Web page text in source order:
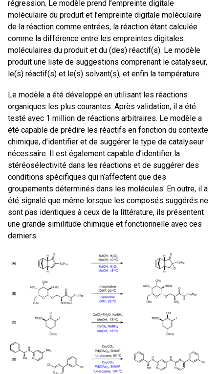
régression. Le modèle prend l’empreinte digitale
moléculaire du produit et l’empreinte digitale moléculaire
de la réaction comme entrées, la réaction étant calculée
comme la différence entre les empreintes digitales
moléculaires du produit et du (des) réactif(s). Le modèle
produit une liste de suggestions comprenant le catalyseur,
le(s) réactif(s) et le(s) solvant(s), et enfin la température.
Le modèle a été développé en utilisant les réactions
organiques les plus courantes. Après validation, il a été
testé avec 1 million de réactions arbitraires. Le modèle a
été capable de prédire les réactifs en fonction du contexte
chimique, d’identifier et de suggérer le type de catalyseur
nécessaire. Il est également capable d’identifier la
stéréosélectivité dans les réactions et de suggérer des
conditions spécifiques qui n’affectent que des
groupements déterminés dans les molécules. En outre, il a
été signalé que même lorsque les composés suggérés ne
sont pas identiques à ceux de la littérature, ils présentent
une grande similitude chimique et fonctionnelle avec ces
derniers.